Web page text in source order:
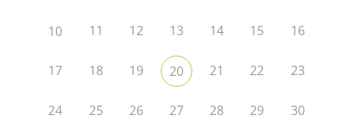
10 11 12 13 14 15 16
17 18 19 20 21 22 23
24 25 26 27 28 29 30